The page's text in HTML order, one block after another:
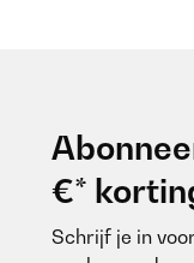
stabile Dose! Der
€*
Schrijf je in